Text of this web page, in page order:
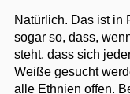
Natürlich. Das ist in
sogar so, dass,
steht, dass sich
Weiße gesucht
alle Ethnien offen.